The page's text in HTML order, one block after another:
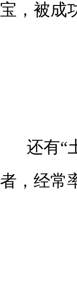
宝，被成
还有“
者，经常